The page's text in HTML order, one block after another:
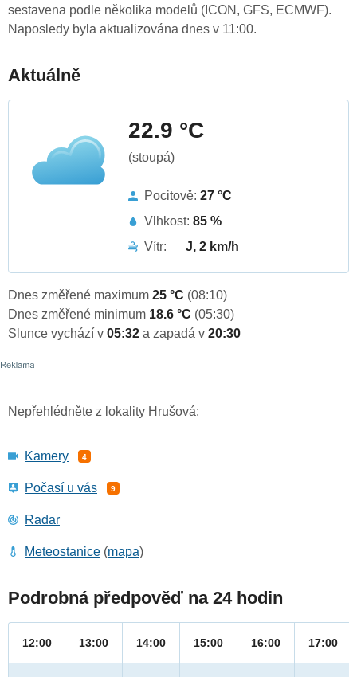
sestavena podle několika modelů (ICON, GFS, ECMWF).
Naposledy byla aktualizována dnes v 11:00.
Aktuálně
22.9 °C
(stoupá)
Pocitově: 27 °C
Vlhkost: 85 %
Vítr:
J, 2 km/h
Dnes změřené maximum 25 °C (08:10)
Dnes změřené minimum 18.6 °C (05:30)
Slunce vychází v 05:32 a zapadá v 20:30
Nepřehlédněte z lokality Hrušová:
Kamery 4
Počasí u vás 9
Radar
Meteostanice (mapa)
Podrobná předpověď na 24 hodin
12:00 13:00 14:00 15:00 16:00 17:00